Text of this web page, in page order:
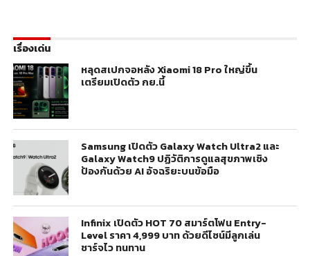
เรื่องเด่น
หลุดสเปกจอหลัง Xiaomi 18 Pro ใหญ่ขึ้น
เตรียมเปิดตัว กย.นี้
Samsung เปิดตัว Galaxy Watch Ultra2 และ
Galaxy Watch9 ปฏิวัติการดูแลสุขภาพเชิง
ป้องกันด้วย AI อัจฉริยะบนข้อมือ
Infinix เปิดตัว HOT 70 สมาร์ตโฟน Entry-
Level ราคา 4,999 บาท ด้วยดีไซน์มีลูกเล่น
ชาร์จไว ทนทาน